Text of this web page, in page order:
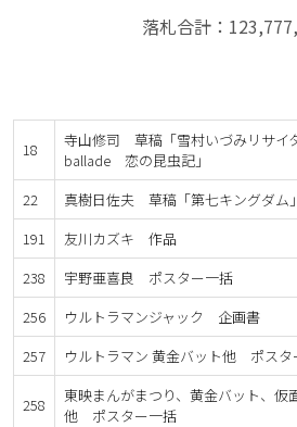
落札合計：
18
寺山修司 草稿「雪村いづみリサイ
ballade 恋の昆虫記」
22 真樹日佐夫 草稿「第七キングダム」
191
友川カズキ 作品
238
宇野亜喜良 ポスター一括
256
ウルトラマンジャック 企画書
257
ウルトラマン 黄金バット他 ポスタ
258
東映まんがまつり、黄金バット、仮
他 ポスター一括